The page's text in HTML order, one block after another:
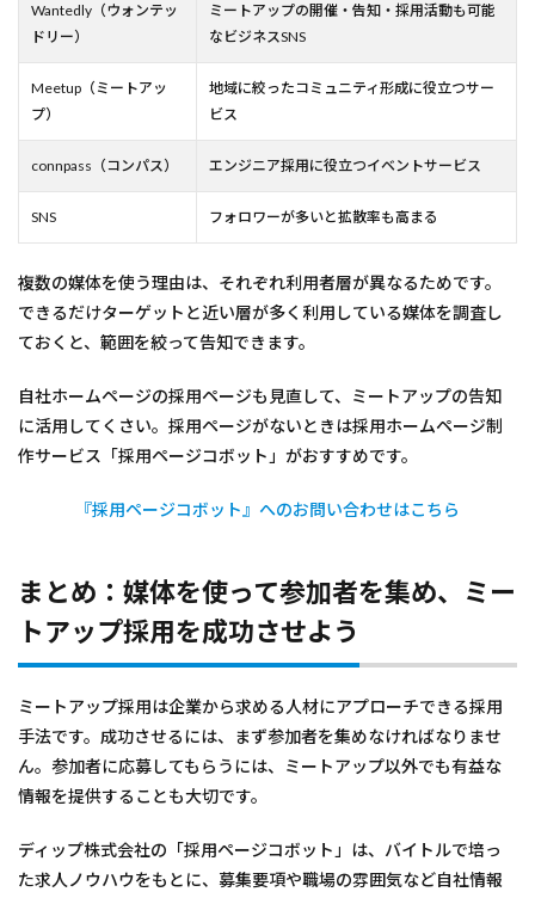
Wantedly（ウォンテッ
ドリー）
ミートアップの開催・告知・採用活動も可能
なビジネスSNS
Meetup（ミートアッ
プ）
地域に絞ったコミュニティ形成に役立つサー
ビス
connpass（コンパス） エンジニア採用に役立つイベントサービス
SNS フォロワーが多いと拡散率も高まる
複数の媒体を使う理由は、それぞれ利用者層が異なるためです。
できるだけターゲットと近い層が多く利用している媒体を調査し
ておくと、範囲を絞って告知できます。
自社ホームページの採用ページも見直して、ミートアップの告知
に活用してくさい。採用ページがないときは採用ホームページ制
作サービス「採用ページコボット」がおすすめです。
『採用ページコボット』へのお問い合わせはこちら
まとめ：媒体を使って参加者を集め、ミー
トアップ採用を成功させよう
ミートアップ採用は企業から求める人材にアプローチできる採用
手法です。成功させるには、まず参加者を集めなければなりませ
ん。参加者に応募してもらうには、ミートアップ以外でも有益な
情報を提供することも大切です。
ディップ株式会社の「採用ページコボット」は、バイトルで培っ
た求人ノウハウをもとに、募集要項や職場の雰囲気など自社情報